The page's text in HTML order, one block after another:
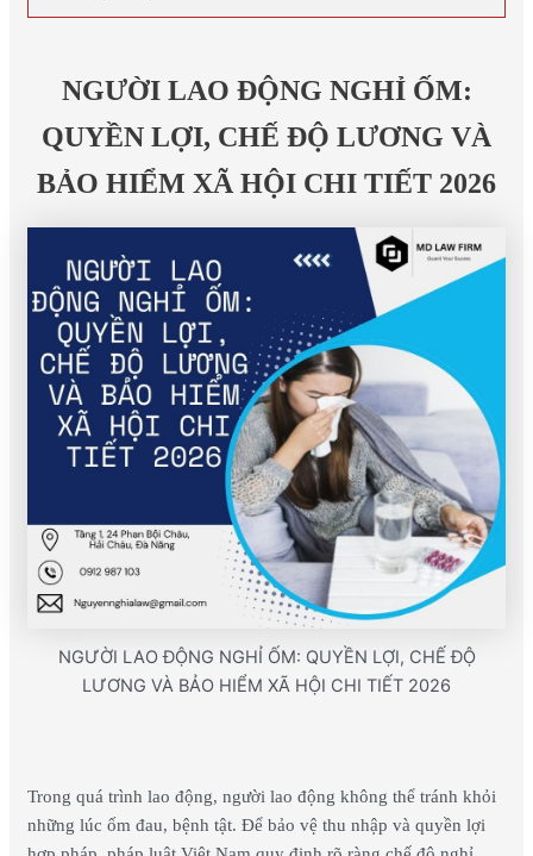
NGƯỜI LAO ĐỘNG NGHỈ ỐM:
QUYỀN LỢI, CHẾ ĐỘ LƯƠNG VÀ
BẢO HIỂM XÃ HỘI CHI TIẾT 2026
NGƯỜI LAO ĐỘNG NGHỈ ỐM: QUYỀN LỢI, CHẾ ĐỘ
LƯƠNG VÀ BẢO HIỂM XÃ HỘI CHI TIẾT 2026
Trong quá trình lao động, người lao động không thể tránh khỏi
những lúc ốm đau, bệnh tật. Để bảo vệ thu nhập và quyền lợi